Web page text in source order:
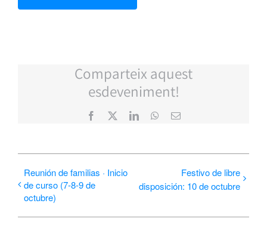
Comparteix aquest
esdeveniment!
Facebook LinkedInWhatsApp
Correo
Reunión de familias · Inicio
de curso (7-8-9 de
octubre)
Festivo de libre
disposición: 10 de octubre